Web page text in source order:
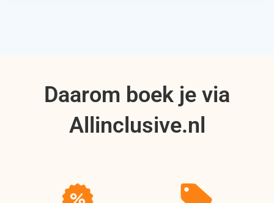
Daarom boek je via
Allinclusive.nl